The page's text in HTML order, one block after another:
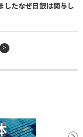
た――なぜ日銀は関与し